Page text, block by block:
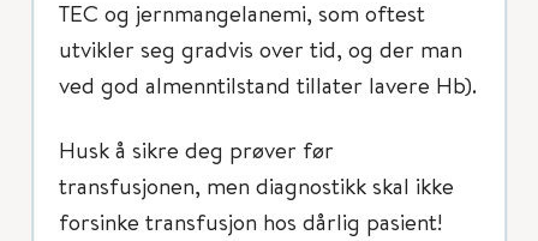
TEC og jernmangelanemi, som oftest
utvikler seg gradvis over tid, og der man
ved god almenntilstand tillater lavere Hb).
Husk å sikre deg prøver før
transfusjonen, men diagnostikk skal ikke
forsinke transfusjon hos dårlig pasient!